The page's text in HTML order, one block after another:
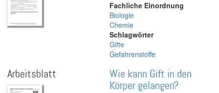
Fachliche Einordnung
Biologie
Chemie
Schlagwörter
Gifte
Gefahrenstoffe
Arbeitsblatt
Wie kann Gift in den
Körper gelangen?